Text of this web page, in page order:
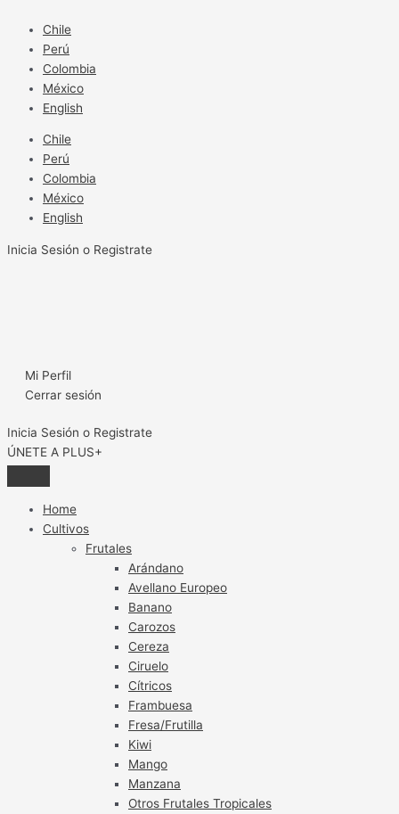
contenido
Chile
Perú
Colombia
México
English
Chile
Perú
Colombia
México
English
Inicia Sesión o Registrate
Mi Perfil
Cerrar sesión
Inicia Sesión o Registrate
ÚNETE A PLUS+
Home
Cultivos
Frutales
Arándano
Avellano Europeo
Banano
Carozos
Cereza
Ciruelo
Cítricos
Frambuesa
Fresa/Frutilla
Kiwi
Mango
Manzana
Otros Frutales Tropicales